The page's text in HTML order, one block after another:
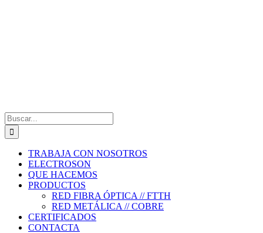
Buscar:
TRABAJA CON NOSOTROS
ELECTROSON
QUE HACEMOS
PRODUCTOS
RED FIBRA ÓPTICA // FTTH
RED METÁLICA // COBRE
CERTIFICADOS
CONTACTA